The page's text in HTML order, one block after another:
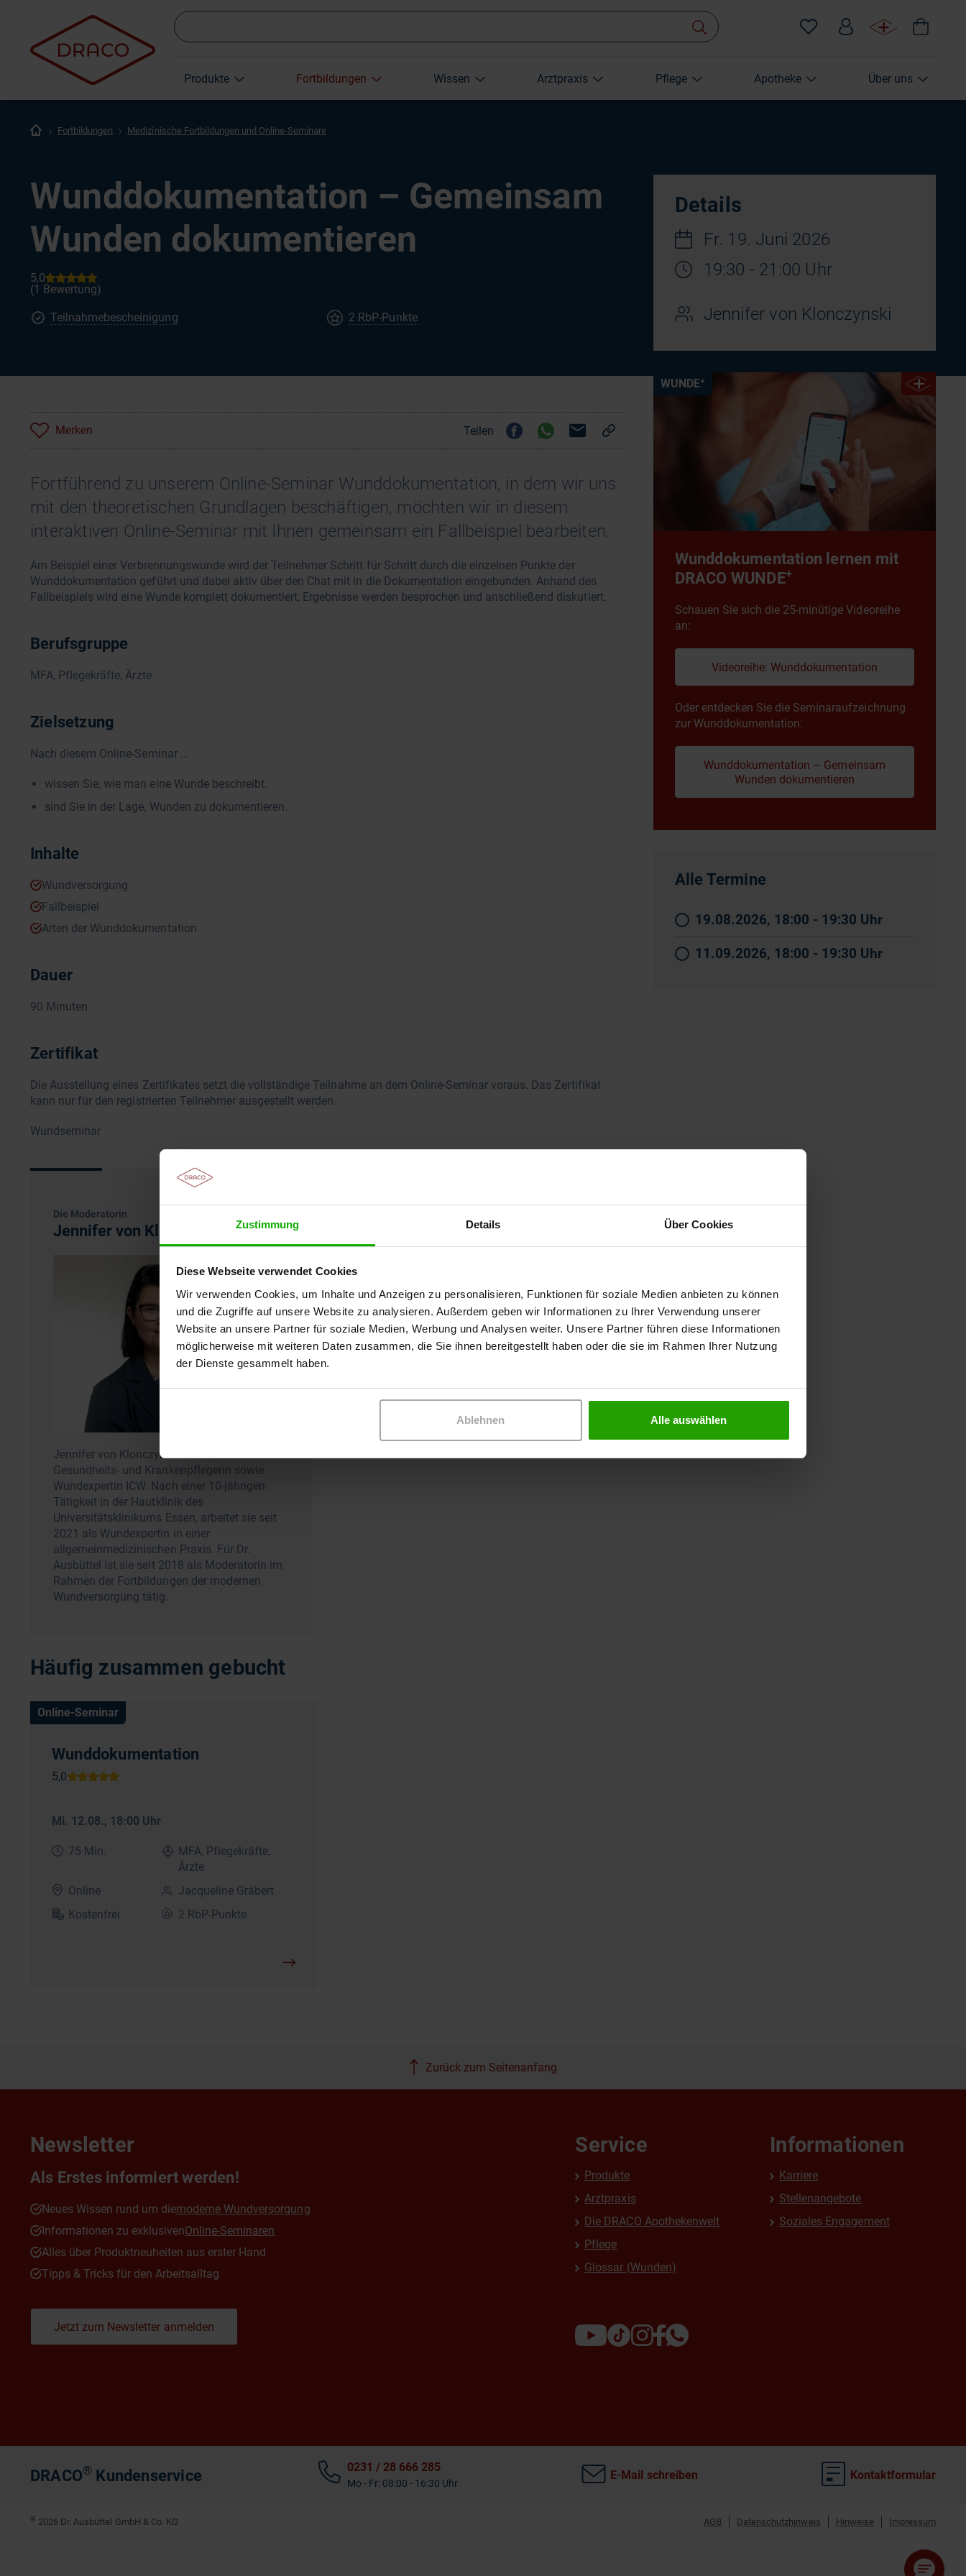
Zustimmung Details Über Cookies
Diese Webseite verwendet Cookies
Wir verwenden Cookies, um Inhalte und Anzeigen zu personalisieren, Funktionen für soziale Medien anbieten zu können
und die Zugriffe auf unsere Website zu analysieren. Außerdem geben wir Informationen zu Ihrer Verwendung unserer
Website an unsere Partner für soziale Medien, Werbung und Analysen weiter. Unsere Partner führen diese Informationen
möglicherweise mit weiteren Daten zusammen, die Sie ihnen bereitgestellt haben oder die sie im Rahmen Ihrer Nutzung
der Dienste gesammelt haben.
Ablehnen Alle auswählen
Produkte Fortbildungen Wissen Arztpraxis Pflege Apotheke Über uns
Fortbildungen Medizinische Fortbildungen und Online-Seminare
Wunddokumentation – Gemeinsam
Wunden dokumentieren
Teilnahmebescheinigung 2 RbP-Punkte
Merken Teilen
Fortführend zu unserem Online-Seminar Wunddokumentation, in dem wir uns
mit den theoretischen Grundlagen beschäftigen, möchten wir in diesem
interaktiven Online-Seminar mit Ihnen gemeinsam ein Fallbeispiel bearbeiten.
Am Beispiel einer Verbrennungswunde wird der Teilnehmer Schritt für Schritt durch die einzelnen Punkte der
Wunddokumentation geführt und dabei aktiv über den Chat mit in die Dokumentation eingebunden. Anhand des
Fallbeispiels wird eine Wunde komplett dokumentiert, Ergebnisse werden besprochen und anschließend diskutiert.
Berufsgruppe
MFA, Pflegekräfte, Ärzte
Zielsetzung
Nach diesem Online-Seminar ...
wissen Sie, wie man eine Wunde beschreibt.
sind Sie in der Lage, Wunden zu dokumentieren.
Inhalte
Wundversorgung
Fallbeispiel
Arten der Wunddokumentation
Dauer
90 Minuten
Zertifikat
Die Ausstellung eines Zertifikates setzt die vollständige Teilnahme an dem Online-Seminar voraus. Das Zertifikat
kann nur für den registrierten Teilnehmer ausgestellt werden.
Wundseminar
Die Moderatorin
Jennifer von Klonczynski
Jennifer von Klonczynski ist examinierte
Gesundheits- und Krankenpflegerin sowie
Wundexpertin ICW. Nach einer 10-jährigen
Tätigkeit in der Hautklinik des
Universitätsklinikums Essen, arbeitet sie seit
2021 als Wundexpertin in einer
allgemeinmedizinischen Praxis. Für Dr.
Ausbüttel ist sie seit 2018 als Moderatorin im
Rahmen der Fortbildungen der modernen
Wundversorgung tätig.
Häufig zusammen gebucht
Online-Seminar
Wunddokumentation
Mi. 12.08., 18:00 Uhr
75 Min.
MFA, Pflegekräfte,
Ärzte
Online
Jacqueline Gräbert
Kostenfrei
2 RbP-Punkte
Details
Fr. 19. Juni 2026
19:30 - 21:00 Uhr
Jennifer von Klonczynski
Wunddokumentation lernen mit
DRACO WUNDE+
Schauen Sie sich die 25-minütige Videoreihe
an:
Videoreihe: Wunddokumentation
Oder entdecken Sie die Seminaraufzeichnung
zur Wunddokumentation:
Wunddokumentation – Gemeinsam
Wunden dokumentieren
WUNDE⁺
Alle Termine
19.08.2026, 18:00 - 19:30 Uhr
11.09.2026, 18:00 - 19:30 Uhr
Zurück zum Seitenanfang
Newsletter
Als Erstes informiert werden!
Neues Wissen rund um diemoderne Wundversorgung
Informationen zu exklusivenOnline-Seminaren
Alles über Produktneuheiten aus erster Hand
Tipps & Tricks für den Arbeitsalltag
Jetzt zum Newsletter anmelden
Service
Produkte
Arztpraxis
Die DRACO Apothekenwelt
Pflege
Glossar (Wunden)
Informationen
Karriere
Stellenangebote
Soziales Engagement
DRACO® Kundenservice 0231 / 28 666 285
Mo - Fr: 08:00 - 16:30 Uhr
E-Mail schreiben Kontaktformular
© 2026 Dr. Ausbüttel GmbH & Co. KG AGB Datenschutzhinweis Hinweise Impressum
Wonach